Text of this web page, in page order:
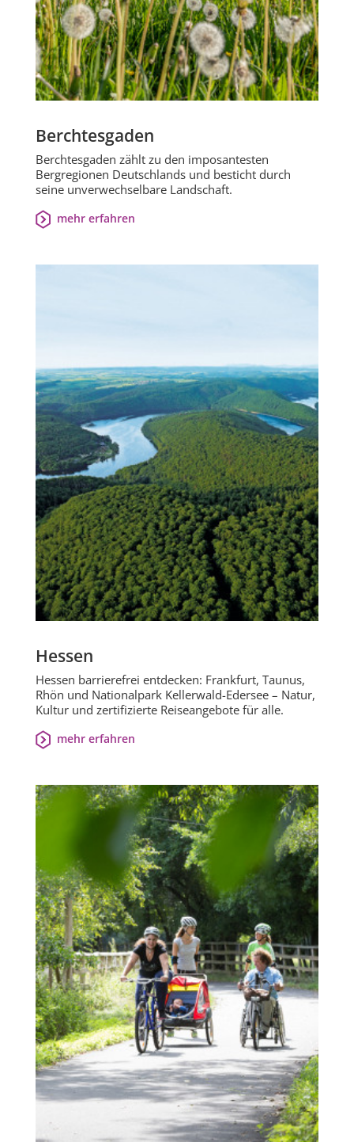
Berchtesgaden
Berchtesgaden zählt zu den imposantesten
Bergregionen Deutschlands und besticht durch
seine unverwechselbare Landschaft.
mehr erfahren
Hessen
Hessen barrierefrei entdecken: Frankfurt, Taunus,
Rhön und Nationalpark Kellerwald-Edersee – Natur,
Kultur und zertifizierte Reiseangebote für alle.
mehr erfahren